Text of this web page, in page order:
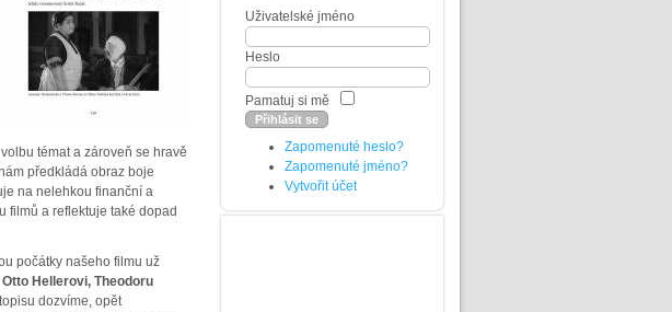
témat a zároveň se hravě
předkládá obraz boje
na nelehkou finanční a
filmů a reflektuje také dopad
počátky našeho filmu už
Hellerovi, Theodoru
dozvíme, opět
Uživatelské jméno
Heslo
Pamatuj si mě
Zapomenuté heslo?
Zapomenuté jméno?
Vytvořit účet